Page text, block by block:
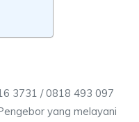
3731 / 0818 493 097
yang melayani